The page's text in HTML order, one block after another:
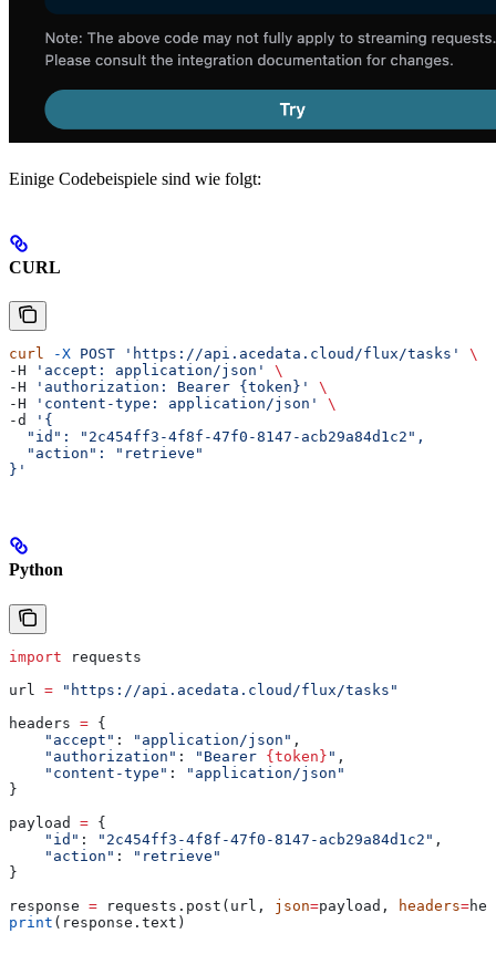
Einige Codebeispiele sind wie folgt:
CURL
curl -X POST 'https://api.acedata.cloud/flux/tasks'
\
-H
'accept: application/json'
\
-H
'authorization: Bearer {token}'
\
-H
'content-type: application/json'
\
-d
'{
  "id": "2c454ff3-4f8f-47f0-8147-acb29a84d1c2",
  "action": "retrieve"
}'
Python
import requests
url = "https://api.acedata.cloud/flux/tasks"
headers = {
    "accept"
: "application/json" ,
    "authorization"
: "Bearer {token} " ,
    "content-type"
:
"application/json"
}
payload = {
    "id"
: "2c454ff3-4f8f-47f0-8147-acb29a84d1c2" ,
    "action"
:
"retrieve"
}
response = requests.post(url, json=payload, headers=
print (response.text)